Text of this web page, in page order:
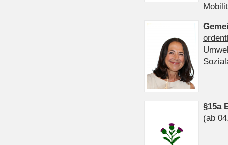
§15a
(ab